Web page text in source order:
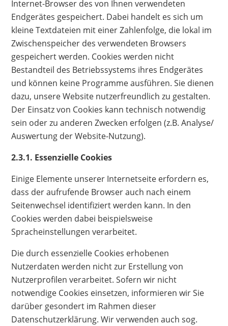
Internet-Browser des von Ihnen verwendeten
Endgerätes gespeichert. Dabei handelt es sich um
kleine Textdateien mit einer Zahlenfolge, die lokal im
Zwischenspeicher des verwendeten Browsers
gespeichert werden. Cookies werden nicht
Bestandteil des Betriebssystems ihres Endgerätes
und können keine Programme ausführen. Sie dienen
dazu, unsere Website nutzerfreundlich zu gestalten.
Der Einsatz von Cookies kann technisch notwendig
sein oder zu anderen Zwecken erfolgen (z.B. Analyse/
Auswertung der Website-Nutzung).
2.3.1. Essenzielle Cookies
Einige Elemente unserer Internetseite erfordern es,
dass der aufrufende Browser auch nach einem
Seitenwechsel identifiziert werden kann. In den
Cookies werden dabei beispielsweise
Spracheinstellungen verarbeitet.
Die durch essenzielle Cookies erhobenen
Nutzerdaten werden nicht zur Erstellung von
Nutzerprofilen verarbeitet. Sofern wir nicht
notwendige Cookies einsetzen, informieren wir Sie
darüber gesondert im Rahmen dieser
Datenschutzerklärung. Wir verwenden auch sog.